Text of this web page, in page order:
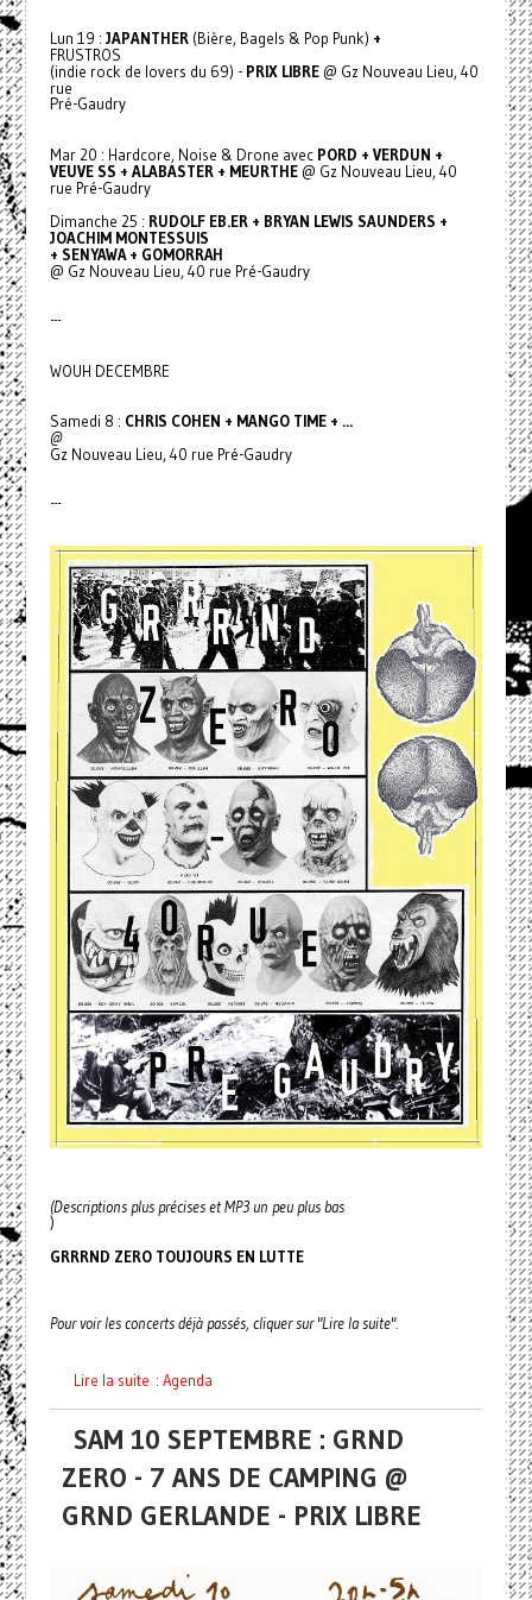
Lun 19 : JAPANTHER (Bière, Bagels & Pop Punk) +
FRUSTROS
(indie rock de lovers du 69) - PRIX LIBRE @ Gz Nouveau Lieu, 40
rue
Pré-Gaudry
Mar 20 : Hardcore, Noise & Drone avec PORD + VERDUN +
VEUVE SS + ALABASTER + MEURTHE @ Gz Nouveau Lieu, 40
rue Pré-Gaudry
Dimanche 25 : RUDOLF EB.ER + BRYAN LEWIS SAUNDERS +
JOACHIM MONTESSUIS
+ SENYAWA + GOMORRAH
@ Gz Nouveau Lieu, 40 rue Pré-Gaudry
---
WOUH DECEMBRE
Samedi 8 : CHRIS COHEN + MANGO TIME + ...
@
Gz Nouveau Lieu, 40 rue Pré-Gaudry
---
(Descriptions plus précises et MP3 un peu plus bas
)
GRRRND ZERO TOUJOURS EN LUTTE
Pour voir les concerts déjà passés, cliquer sur "Lire la suite".
Lire la suite : Agenda
SAM 10 SEPTEMBRE : GRND
ZERO - 7 ANS DE CAMPING @
GRND GERLANDE - PRIX LIBRE